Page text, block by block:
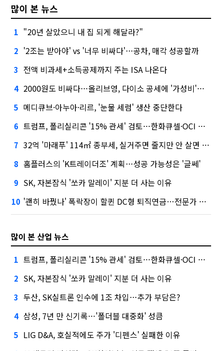
많이 본 뉴스
1 "20년 살았으니 내 집 되게 해달라?"
2 '2조는 받아야' vs '너무 비싸다'…공차, 매각 성공할까
3 전액 비과세+소득공제까지 주는 ISA 나온다
4 2000원도 비싸다…올리브영, 다이소 공세에 '가성비'로 맞불
5 메디큐브·아누아·리르, '눈물 세럼' 생산 중단한다
6 트럼프, 폴리실리콘 '15% 관세' 검토…한화큐셀·OCI 영향은?
7 32억 '마래푸' 114㎡ 종부세, 실거주면 줄지만 안 살면 2.5배
8 홈플러스의 'K트레이더조' 계획…성공 가능성은 '글쎄'
9 SK, 자본잠식 '쏘카 말레이' 지분 더 사는 이유
10 '괜히 바꿨나' 폭락장이 할퀸 DC형 퇴직연금…전문가 조언은
많이 본 산업 뉴스
1 트럼프, 폴리실리콘 '15% 관세' 검토…한화큐셀·OCI 영향은?
2 SK, 자본잠식 '쏘카 말레이' 지분 더 사는 이유
3 두산, SK실트론 인수에 1조 차입…추가 부담은?
4 삼성, 7년 만 신기록…'폴더블 대중화' 성큼
5 LIG D&A, 호실적에도 주가 '디펜스' 실패한 이유